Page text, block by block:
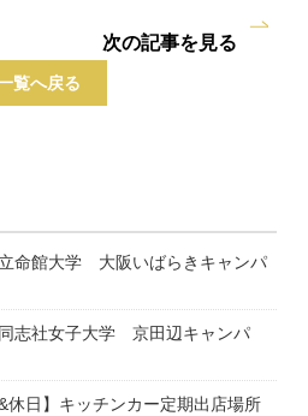
覧へ戻る
次の記事を見る
立命館大学 大阪いばらきキャンパ
同志社女子大学 京田辺キャンパ
休日】キッチンカー定期出店場所